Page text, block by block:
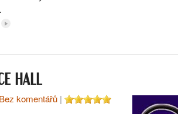
HALL
komentářů |